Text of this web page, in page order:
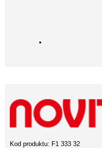
Kod produktu: F1 333 32